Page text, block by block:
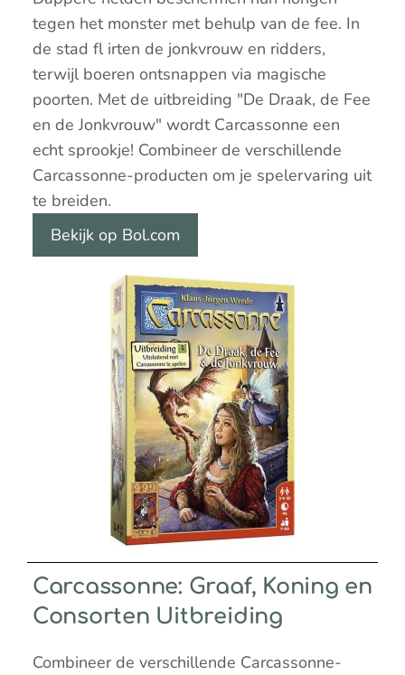
tegen het monster met behulp van de fee. In
de stad fl irten de jonkvrouw en ridders,
terwijl boeren ontsnappen via magische
poorten. Met de uitbreiding "De Draak, de Fee
en de Jonkvrouw" wordt Carcassonne een
echt sprookje! Combineer de verschillende
Carcassonne-producten om je spelervaring uit
te breiden.
Bekijk op Bol.com
Carcassonne: Graaf, Koning en
Consorten Uitbreiding
Combineer de verschillende Carcassonne-